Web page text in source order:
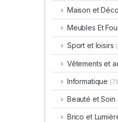
Maison et
Meubles Et
Sport et loisirs
Vêtements et
Informatique
Beauté et Soin
Brico et